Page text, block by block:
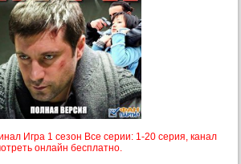
Игра 1 сезон Все серии: 1-20 серия, канал
онлайн бесплатно.